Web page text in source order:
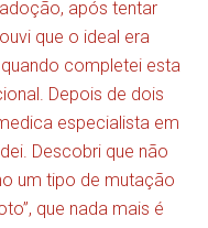
após tentar
que o ideal era
completei esta
Depois de dois
especialista em
Descobri que não
um tipo de mutação
que nada mais é